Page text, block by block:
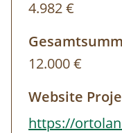
4.982 €
12.000 €
Website
https://